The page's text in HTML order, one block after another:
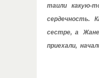
таили какую-
сердечность.
сестре, а
приехали,